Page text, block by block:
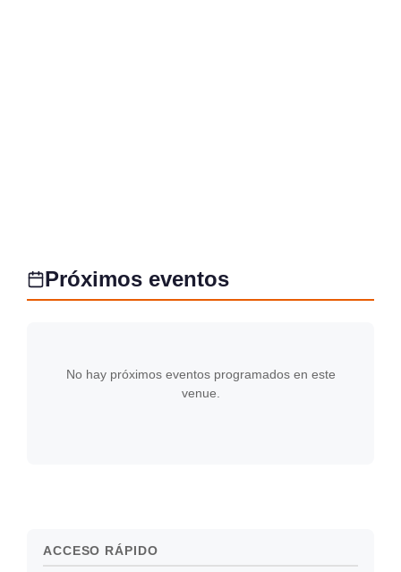
Próximos eventos
No hay próximos eventos programados en este
venue.
ACCESO RÁPIDO